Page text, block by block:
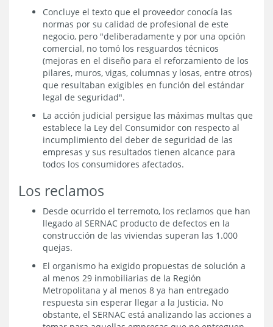
Concluye el texto que el proveedor conocía las
normas por su calidad de profesional de este
negocio, pero "deliberadamente y por una opción
comercial, no tomó los resguardos técnicos
(mejoras en el diseño para el reforzamiento de los
pilares, muros, vigas, columnas y losas, entre otros)
que resultaban exigibles en función del estándar
legal de seguridad".
La acción judicial persigue las máximas multas que
establece la Ley del Consumidor con respecto al
incumplimiento del deber de seguridad de las
empresas y sus resultados tienen alcance para
todos los consumidores afectados.
Los reclamos
Desde ocurrido el terremoto, los reclamos que han
llegado al SERNAC producto de defectos en la
construcción de las viviendas superan las 1.000
quejas.
El organismo ha exigido propuestas de solución a
al menos 29 inmobiliarias de la Región
Metropolitana y al menos 8 ya han entregado
respuesta sin esperar llegar a la Justicia. No
obstante, el SERNAC está analizando las acciones a